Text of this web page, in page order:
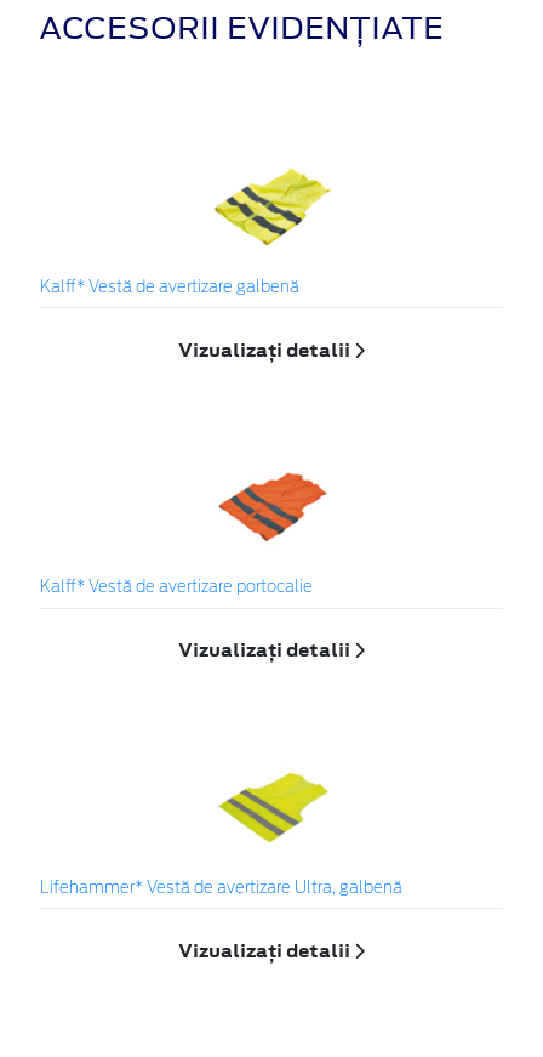
ACCESORII EVIDENȚIATE
Kalff* Vestă de avertizare galbenă
Vizualizați detalii
Kalff* Vestă de avertizare portocalie
Vizualizați detalii
Lifehammer* Vestă de avertizare Ultra, galbenă
Vizualizați detalii